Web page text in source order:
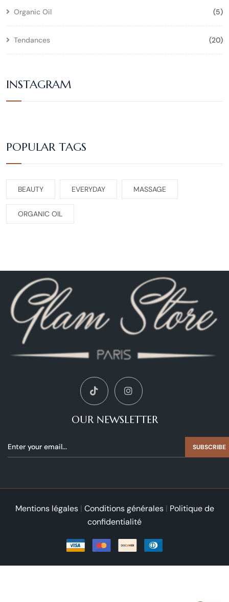
Organic Oil (5)
Tendances (20)
INSTAGRAM
POPULAR TAGS
BEAUTY EVERYDAY MASSAGE
ORGANIC OIL
OUR NEWSLETTER
SUBSCRIBE
Mentions légales| Conditions générales| Politique de
confidentialité